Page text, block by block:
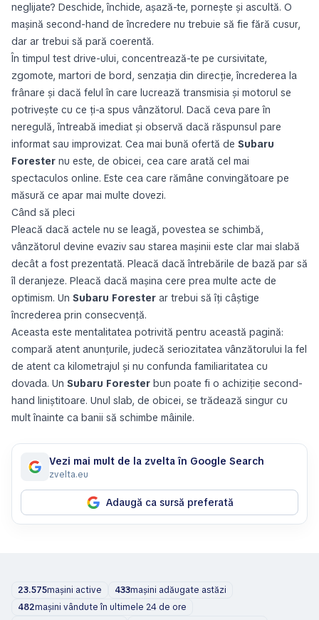
neglijate? Deschide, închide, așază-te, pornește și ascultă. O
mașină second-hand de încredere nu trebuie să fie fără cusur,
dar ar trebui să pară coerentă.
În timpul test drive-ului, concentrează-te pe cursivitate,
zgomote, martori de bord, senzația din direcție, încrederea la
frânare și dacă felul în care lucrează transmisia și motorul se
potrivește cu ce ți-a spus vânzătorul. Dacă ceva pare în
neregulă, întreabă imediat și observă dacă răspunsul pare
informat sau improvizat. Cea mai bună ofertă de Subaru
Forester nu este, de obicei, cea care arată cel mai
spectaculos online. Este cea care rămâne convingătoare pe
măsură ce apar mai multe dovezi.
Când să pleci
Pleacă dacă actele nu se leagă, povestea se schimbă,
vânzătorul devine evaziv sau starea mașinii este clar mai slabă
decât a fost prezentată. Pleacă dacă întrebările de bază par să
îl deranjeze. Pleacă dacă mașina cere prea multe acte de
optimism. Un Subaru Forester ar trebui să îți câștige
încrederea prin consecvență.
Aceasta este mentalitatea potrivită pentru această pagină:
compară atent anunțurile, judecă seriozitatea vânzătorului la fel
de atent ca kilometrajul și nu confunda familiaritatea cu
dovada. Un Subaru Forester bun poate fi o achiziție second-
hand liniștitoare. Unul slab, de obicei, se trădează singur cu
mult înainte ca banii să schimbe mâinile.
Vezi mai mult de la zvelta în Google Search
zvelta.eu
Adaugă ca sursă preferată
23.575mașini active 433mașini adăugate astăzi
482mașini vândute în ultimele 24 de ore